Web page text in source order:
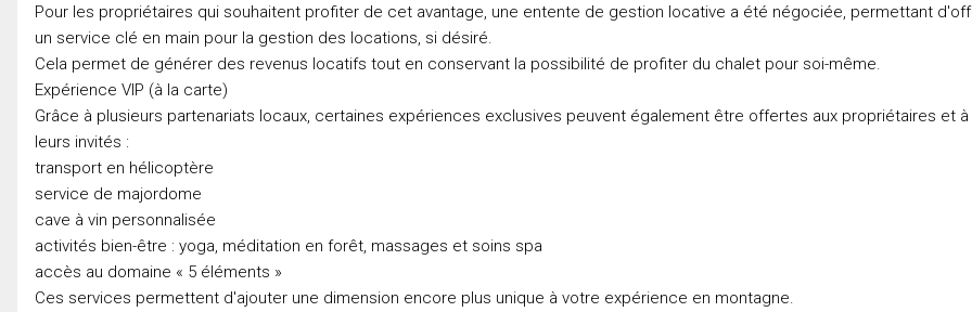
Pour les propriétaires qui souhaitent profiter de cet avantage, une entente de gestion locative a été négociée, permettant
un service clé en main pour la gestion des locations, si désiré.
Cela permet de générer des revenus locatifs tout en conservant la possibilité de profiter du chalet pour soi-même.
Expérience VIP (à la carte)
Grâce à plusieurs partenariats locaux, certaines expériences exclusives peuvent également être offertes aux propriétaires et à
leurs invités :
transport en hélicoptère
service de majordome
cave à vin personnalisée
activités bien-être : yoga, méditation en forêt, massages et soins spa
accès au domaine « 5 éléments »
Ces services permettent d'ajouter une dimension encore plus unique à votre expérience en montagne.